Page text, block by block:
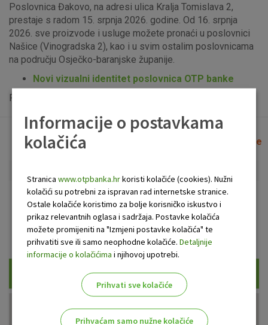
Poslovnica Đakovo, na adresi ulica Kralja Tomislava 2,
prestaje s radom 15. srpnja 2026. godine. Od 16. srpnja
2026. sve proizvode i usluge možete pronaći u poslovnici
Našice (Vinogradska 2), kao i u svim ostalim poslovnicama
na području Osječko-baranjske županije.
Novi vizualni identitet poslovnica OTP banke
Popis uplatno-isplatnih bankomata možete vidjeti
Lista poslovnica i bankomata Očisti filtere
Bankomat Poslovnica
Prikaži samo uplatne bankomate
Informacije o postavkama
kolačića
Stranica www.otpbanka.hrkoristi kolačiće (cookies). Nužni
kolačići su potrebni za ispravan rad internetske stranice.
Ostale kolačiće koristimo za bolje korisničko iskustvo i
prikaz relevantnih oglasa i sadržaja. Postavke kolačića
možete promijeniti na "Izmjeni postavke kolačića" te
prihvatiti sve ili samo neophodne kolačiće. Detaljnije
informacije o kolačićima i njihovoj upotrebi.
Prihvati sve kolačiće
Prihvaćam samo nužne kolačiće